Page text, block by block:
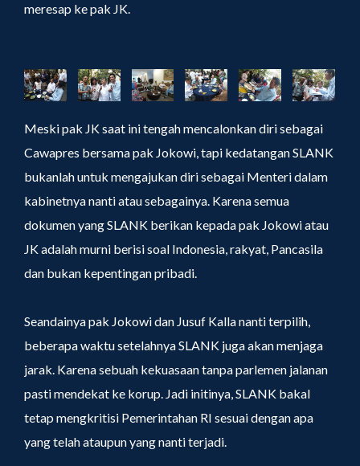
meresap ke pak JK.
Meski pak JK saat ini tengah mencalonkan diri sebagai
Cawapres bersama pak Jokowi, tapi kedatangan SLANK
bukanlah untuk mengajukan diri sebagai Menteri dalam
kabinetnya nanti atau sebagainya. Karena semua
dokumen yang SLANK berikan kepada pak Jokowi atau
JK adalah murni berisi soal Indonesia, rakyat, Pancasila
dan bukan kepentingan pribadi.
Seandainya pak Jokowi dan Jusuf Kalla nanti terpilih,
beberapa waktu setelahnya SLANK juga akan menjaga
jarak. Karena sebuah kekuasaan tanpa parlemen jalanan
pasti mendekat ke korup. Jadi initinya, SLANK bakal
tetap mengkritisi Pemerintahan RI sesuai dengan apa
yang telah ataupun yang nanti terjadi.